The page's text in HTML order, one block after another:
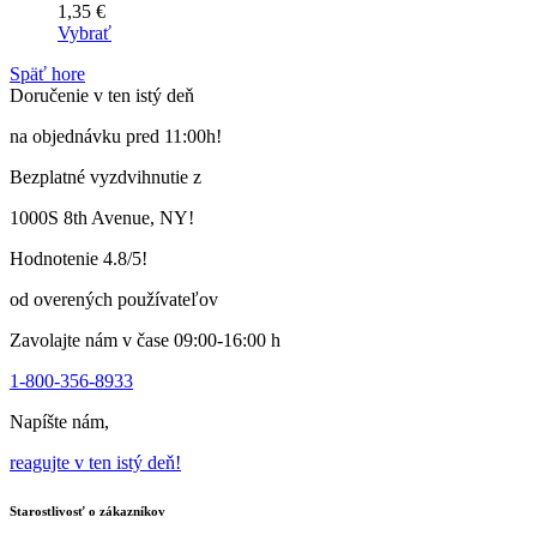
1,35 €
Vybrať
výrobok
má
variantov.
si
vybrať
stránke
produktu
Späť hore
Doručenie v ten istý deň
na objednávku pred 11:00h!
Bezplatné vyzdvihnutie z
1000S 8th Avenue, NY!
Hodnotenie 4.8/5!
od overených používateľov
Zavolajte nám v čase 09:00-16:00 h
1-800-356-8933
Napíšte nám,
reagujte v ten istý deň!
Starostlivosť o zákazníkov